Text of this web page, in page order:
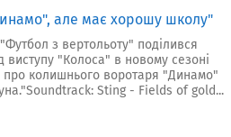
але має хорошу школу"
з вертольоту" поділився
виступу "Колоса" в новому сезоні
колишнього воротаря "Динамо"
Sting - Fields of gold...